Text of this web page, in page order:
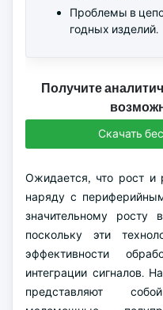
Проблемы в
годных изделий.
Получите
Скачать
Ожидается, что рост и
наряду с
значительному росту
поскольку эти
эффективности
интеграции сигналов.
представляют